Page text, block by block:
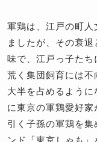
軍鶏は、江戸の町
ましたが、その衰
味で、江戸っ子た
荒く集団飼育には
大半を占めるよう
に東京の軍鶏愛好
引く子孫の軍鶏を